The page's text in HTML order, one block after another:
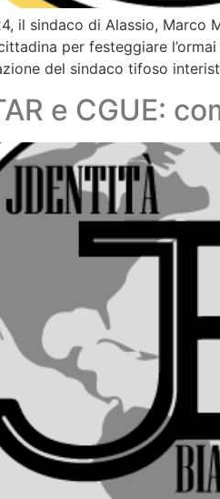
il sindaco di Alassio,
per festeggiare
del sindaco tifoso
e CGUE: